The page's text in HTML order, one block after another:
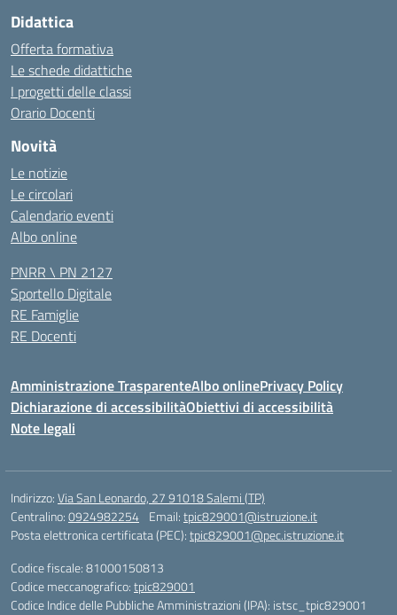
Didattica
Offerta formativa
Le schede didattiche
I progetti delle classi
Orario Docenti
Novità
Le notizie
Le circolari
Calendario eventi
Albo online
PNRR \ PN 2127
Sportello Digitale
RE Famiglie
RE Docenti
Amministrazione TrasparenteAlbo onlinePrivacy Policy
Dichiarazione di accessibilitàObiettivi di accessibilità
Note legali
Indirizzo:Via San Leonardo, 27 91018 Salemi (TP)
Centralino:0924982254 Email:tpic829001@istruzione.it
Posta elettronica certificata (PEC):tpic829001@pec.istruzione.it
Codice fiscale: 81000150813
Codice meccanografico:tpic829001
Codice Indice delle Pubbliche Amministrazioni (IPA): istsc_tpic829001